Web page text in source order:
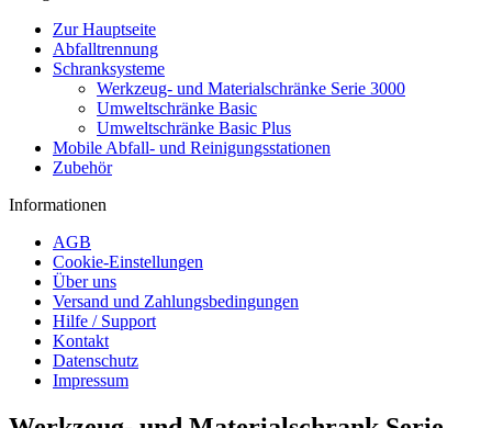
Zur Hauptseite
Abfalltrennung
Schranksysteme
Werkzeug- und Materialschränke Serie 3000
Umweltschränke Basic
Umweltschränke Basic Plus
Mobile Abfall- und Reinigungsstationen
Zubehör
Informationen
AGB
Cookie-Einstellungen
Über uns
Versand und Zahlungsbedingungen
Hilfe / Support
Kontakt
Datenschutz
Impressum